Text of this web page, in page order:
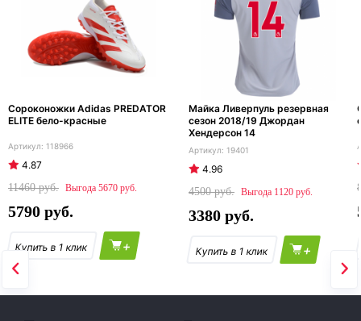
Сороконожки Adidas PREDATOR
ELITE бело-красные
118966
4.87
11460
5670
5790
+
Майка Ливерпуль резервная
сезон 2018/19 Джордан
Хендерсон 14
19401
4.96
4500
1120
3380
+